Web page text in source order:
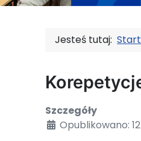
Jesteś tutaj:Start
Szczegóły
Opublikowano: